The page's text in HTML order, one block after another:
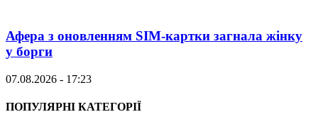
Афера з оновленням SIM-картки загнала жінку
у борги
07.08.2026 - 17:23
ПОПУЛЯРНІ КАТЕГОРІЇ